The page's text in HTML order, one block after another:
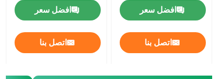
افضل سعر
اتصل بنا
افضل سعر
اتصل بنا